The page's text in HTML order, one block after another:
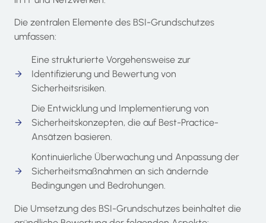
Die zentralen Elemente des BSI-Grundschutzes
umfassen:
Eine strukturierte Vorgehensweise zur
Identifizierung und Bewertung von
Sicherheitsrisiken.
Die Entwicklung und Implementierung von
Sicherheitskonzepten, die auf Best-Practice-
Ansätzen basieren.
Kontinuierliche Überwachung und Anpassung der
Sicherheitsmaßnahmen an sich ändernde
Bedingungen und Bedrohungen.
Die Umsetzung des BSI-Grundschutzes beinhaltet die